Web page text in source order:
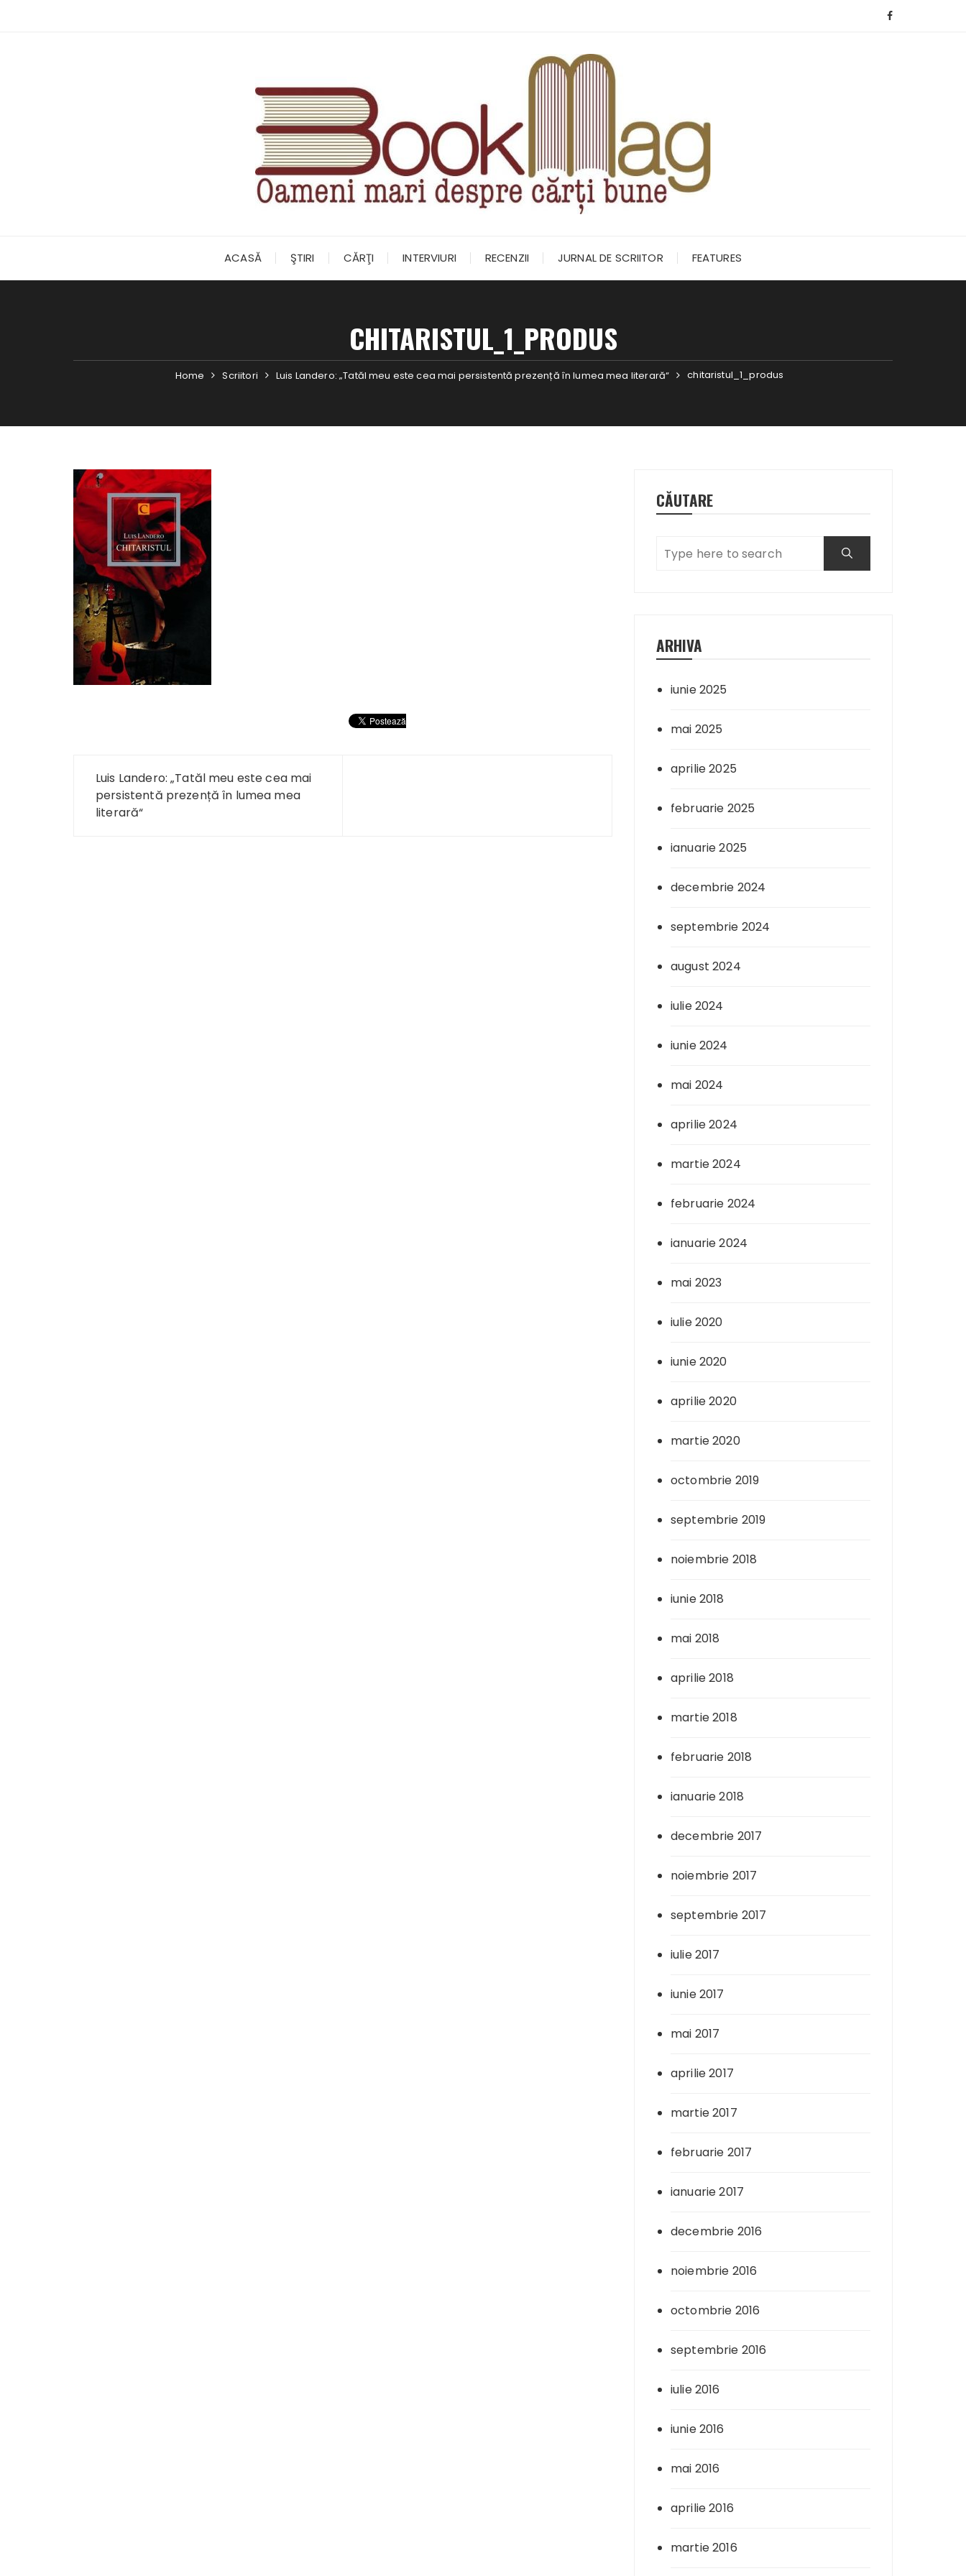
ACASĂ ŞTIRI CĂRŢI INTERVIURI RECENZII JURNAL DE SCRIITOR FEATURES
CHITARISTUL_1_PRODUS
Home Scriitori Luis Landero: „Tatăl meu este cea mai persistentă prezență în lumea mea literară“ chitaristul_1_produs
Navigare
articole
Luis Landero: „Tatăl meu este cea mai
persistentă prezență în lumea mea
literară“
CĂUTARE
ARHIVA
iunie 2025
mai 2025
aprilie 2025
februarie 2025
ianuarie 2025
decembrie 2024
septembrie 2024
august 2024
iulie 2024
iunie 2024
mai 2024
aprilie 2024
martie 2024
februarie 2024
ianuarie 2024
mai 2023
iulie 2020
iunie 2020
aprilie 2020
martie 2020
octombrie 2019
septembrie 2019
noiembrie 2018
iunie 2018
mai 2018
aprilie 2018
martie 2018
februarie 2018
ianuarie 2018
decembrie 2017
noiembrie 2017
septembrie 2017
iulie 2017
iunie 2017
mai 2017
aprilie 2017
martie 2017
februarie 2017
ianuarie 2017
decembrie 2016
noiembrie 2016
octombrie 2016
septembrie 2016
iulie 2016
iunie 2016
mai 2016
aprilie 2016
martie 2016